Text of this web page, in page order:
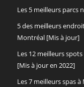
Les 5 meilleurs parcs
5 des meilleurs
Montréal [Mis à jour]
Les 12 meilleurs
[Mis à jour en 2022]
Les 7 meilleurs spas